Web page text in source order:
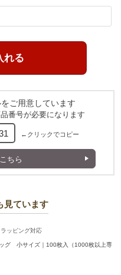
ご用意しています
番号が必要になります
←クリックでコピー
ちら
見ています
ッピング対応
ッグ 小サイズ｜100枚入（1000枚以上専